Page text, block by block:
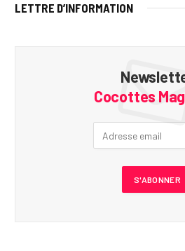
LETTRE D’INFORMATION
Cocottes